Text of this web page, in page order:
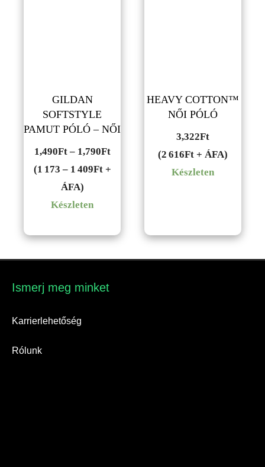
GILDAN
SOFTSTYLE
PAMUT PÓLÓ – NŐI
1,490Ft – 1,790FtÁrtartomány:
1,490Ft
(1 173 – 1 409Ft +
ÁFA)
Készleten
HEAVY COTTON™
NŐI PÓLÓ
3,322Ft
(2 616Ft + ÁFA)
Készleten
Ismerj meg minket​
Karrierlehetőség
Rólunk